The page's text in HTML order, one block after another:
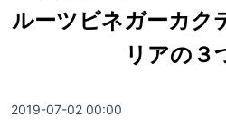
ルーツビネガーカク
リアの３
2019-07-02 00:00